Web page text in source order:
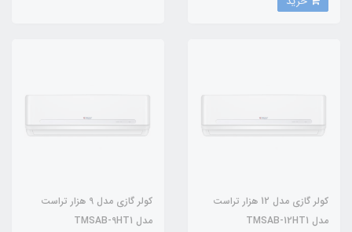
کولر گازی مدل 12 هزار تراست
مدل TMSAB-12HT1
کولر گازی مدل 9 هزار تراست
مدل TMSAB-9HT1